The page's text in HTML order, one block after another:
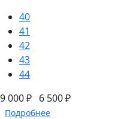
40
41
42
43
44
9 000 ₽ 6 500 ₽
Подробнее